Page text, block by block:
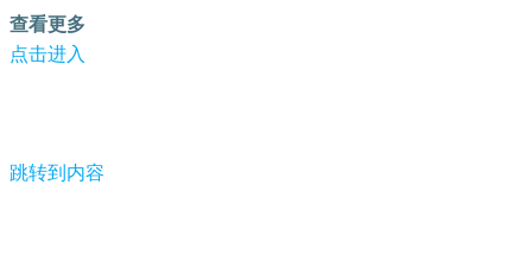
查看更多
点击进入
跳转到内容